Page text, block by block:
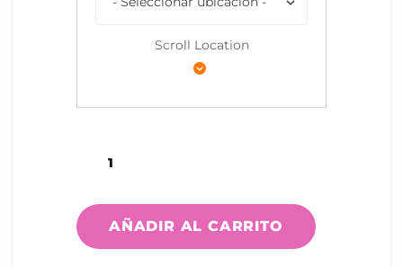
Scroll Location
AÑADIR AL CARRITO